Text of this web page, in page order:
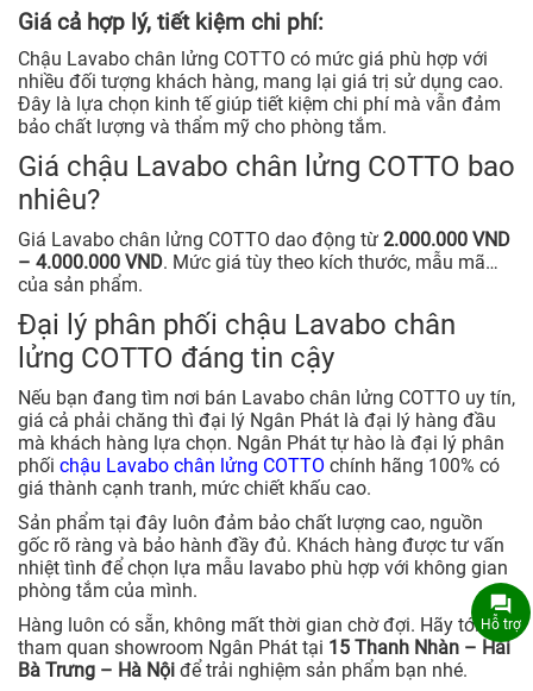
Giá cả hợp lý, tiết kiệm chi phí:
Chậu Lavabo chân lửng COTTO có mức giá phù hợp với
nhiều đối tượng khách hàng, mang lại giá trị sử dụng cao.
Đây là lựa chọn kinh tế giúp tiết kiệm chi phí mà vẫn đảm
bảo chất lượng và thẩm mỹ cho phòng tắm.
Giá chậu Lavabo chân lửng COTTO bao
nhiêu?
Giá Lavabo chân lửng COTTO dao động từ 2.000.000 VND
– 4.000.000 VND. Mức giá tùy theo kích thước, mẫu mã…
của sản phẩm.
Đại lý phân phối chậu Lavabo chân
lửng COTTO đáng tin cậy
Nếu bạn đang tìm nơi bán Lavabo chân lửng COTTO uy tín,
giá cả phải chăng thì đại lý Ngân Phát là đại lý hàng đầu
mà khách hàng lựa chọn. Ngân Phát tự hào là đại lý phân
phối chậu Lavabo chân lửng COTTO chính hãng 100% có
giá thành cạnh tranh, mức chiết khấu cao.
Sản phẩm tại đây luôn đảm bảo chất lượng cao, nguồn
gốc rõ ràng và bảo hành đầy đủ. Khách hàng được tư vấn
nhiệt tình để chọn lựa mẫu lavabo phù hợp với không gian
phòng tắm của mình.
Hàng luôn có sẵn, không mất thời gian chờ đợi. Hãy tới
tham quan showroom Ngân Phát tại 15 Thanh Nhàn – Hai
Bà Trưng – Hà Nội để trải nghiệm sản phẩm bạn nhé.
Hỗ trợ